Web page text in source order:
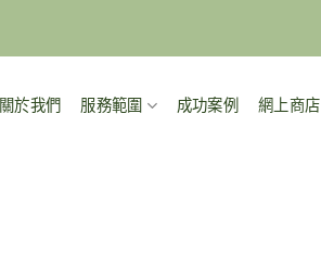
關於我們 服務範圍 成功案例 網上商店